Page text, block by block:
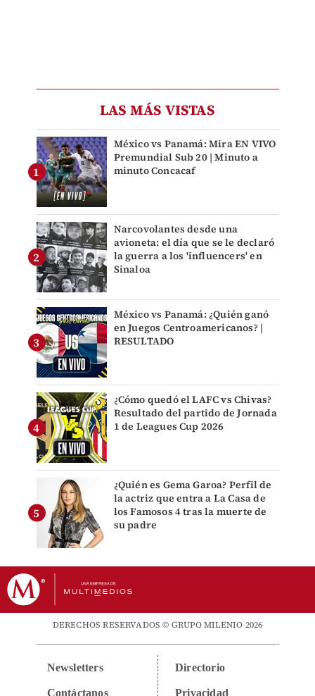
LAS MÁS VISTAS
México vs Panamá: Mira EN VIVO
Premundial Sub 20 | Minuto a
minuto Concacaf
Narcovolantes desde una
avioneta: el día que se le declaró
la guerra a los 'influencers' en
Sinaloa
México vs Panamá: ¿Quién ganó
en Juegos Centroamericanos? |
RESULTADO
¿Cómo quedó el LAFC vs Chivas?
Resultado del partido de Jornada
1 de Leagues Cup 2026
¿Quién es Gema Garoa? Perfil de
la actriz que entra a La Casa de
los Famosos 4 tras la muerte de
su padre
DERECHOS RESERVADOS © GRUPO MILENIO 2026
Newsletters
Contáctanos
Directorio
Privacidad